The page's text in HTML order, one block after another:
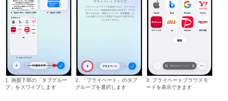
1. 画面下部の「タブグルー
プ」をスワイプします
2. 「プライベート」のタブ
グループを選択します
3. プライベートブラウズモ
ードを表示できます